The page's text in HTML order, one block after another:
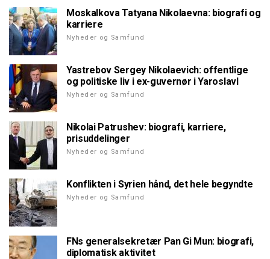
Moskalkova Tatyana Nikolaevna: biografi og
karriere
Nyheder og Samfund
Yastrebov Sergey Nikolaevich: offentlige
og politiske liv i ex-guvernør i Yaroslavl
Nyheder og Samfund
Nikolai Patrushev: biografi, karriere,
prisuddelinger
Nyheder og Samfund
Konflikten i Syrien hånd, det hele begyndte
Nyheder og Samfund
FNs generalsekretær Pan Gi Mun: biografi,
diplomatisk aktivitet